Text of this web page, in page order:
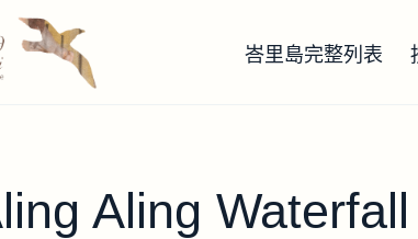
峇里島完整列表
Aling